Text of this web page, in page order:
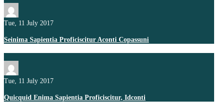
Tue, 11 July 2017
Seinima Sapientia Proficiscitur Aconti Copassuni
Tue, 11 July 2017
Quicquid Enima Sapientia Proficiscitur, Idconti